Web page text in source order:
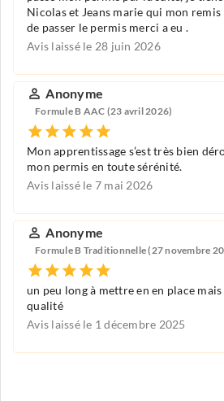
Nicolas et Jeans marie qui mon
de passer le permis merci a eu .
Avis laissé le 28 juin 2026
Anonyme
Formule B AAC (23 avril 2026)
Mon apprentissage s’est très bien
mon permis en toute sérénité.
Avis laissé le 7 mai 2026
Anonyme
Formule B Traditionnelle (27 novembre
un peu long à mettre en en place
qualité
Avis laissé le 1 décembre 2025